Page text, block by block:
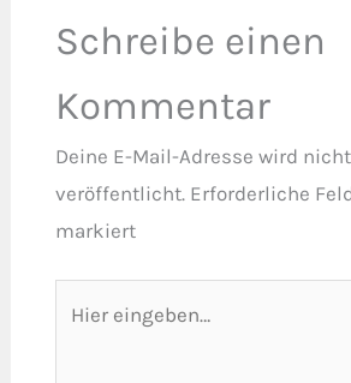
Schreibe einen
Kommentar
Deine E-Mail-Adresse wird nicht
veröffentlicht. Erforderliche
markiert
eingeben…